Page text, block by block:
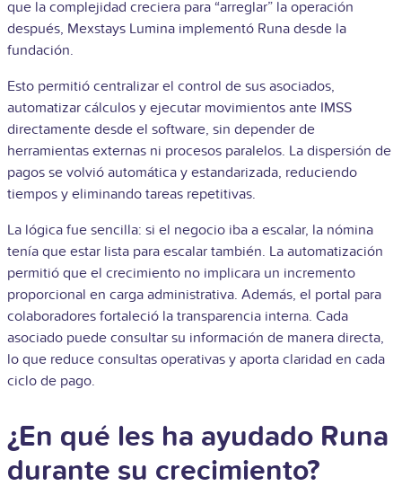
que la complejidad creciera para “arreglar” la operación
después, Mexstays Lumina implementó Runa desde la
fundación.
Esto permitió centralizar el control de sus asociados,
automatizar cálculos y ejecutar movimientos ante IMSS
directamente desde el software, sin depender de
herramientas externas ni procesos paralelos. La dispersión de
pagos se volvió automática y estandarizada, reduciendo
tiempos y eliminando tareas repetitivas.
La lógica fue sencilla: si el negocio iba a escalar, la nómina
tenía que estar lista para escalar también. La automatización
permitió que el crecimiento no implicara un incremento
proporcional en carga administrativa. Además, el portal para
colaboradores fortaleció la transparencia interna. Cada
asociado puede consultar su información de manera directa,
lo que reduce consultas operativas y aporta claridad en cada
ciclo de pago.
¿En qué les ha ayudado Runa
durante su crecimiento?